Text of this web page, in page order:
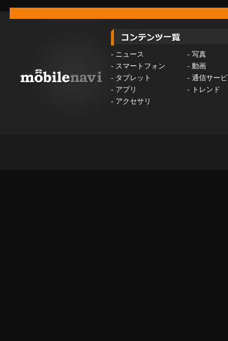
- ニュース - 写真
- スマートフォン - 動画
- タブレット - 通信サー
- アプリ -
トレンド
- アクセサリ